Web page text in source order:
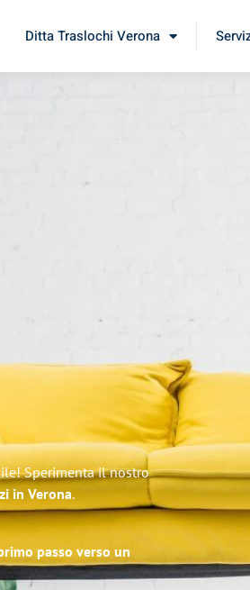
Ditta Traslochi Verona
Sperimenta il nostro
in Verona.
passo verso un